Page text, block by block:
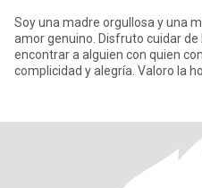
Soy una madre orgullosa y una
amor genuino. Disfruto cuidar
encontrar a alguien con quien
complicidad y alegría. Valoro la